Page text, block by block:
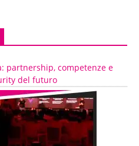
partnership, competenze e
del futuro